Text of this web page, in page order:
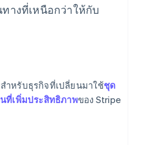
างที่เหนือกว่าให้กับ
ำหรับธุรกิจที่เปลี่ยนมาใช้ชุด
นที่เพิ่มประสิทธิภาพของ Stripe